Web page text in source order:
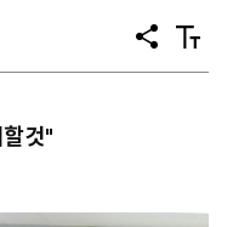
공
유
텍
스
것"